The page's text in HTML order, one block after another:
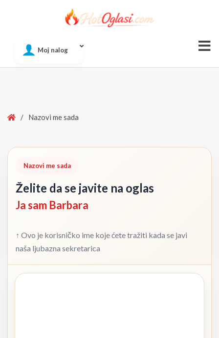
Moj nalog
Home
/ Nazovi me sada
Nazovi me sada
Želite da se javite na oglas
Ja sam Barbara
↑ Ovo je korisničko ime koje ćete tražiti kada se javi
naša ljubazna sekretarica